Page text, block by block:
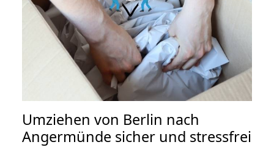
Umziehen von Berlin nach
Angermünde sicher und stressfrei